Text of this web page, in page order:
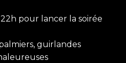
22h pour lancer la soirée
guirlandes